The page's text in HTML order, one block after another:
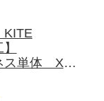
ス単体 X型
BLＫ-Ｌ-